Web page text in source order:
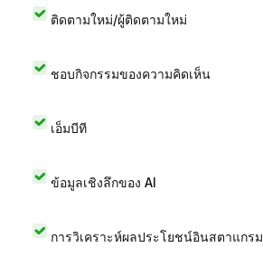
ติดตามใหม่/ผู้ติดตามใหม่
ชอบกิจกรรมของความคิดเห็น
เอ็มบีที
ข้อมูลเชิงลึกของ AI
การวิเคราะห์ผลประโยชน์อินสตาแกรม